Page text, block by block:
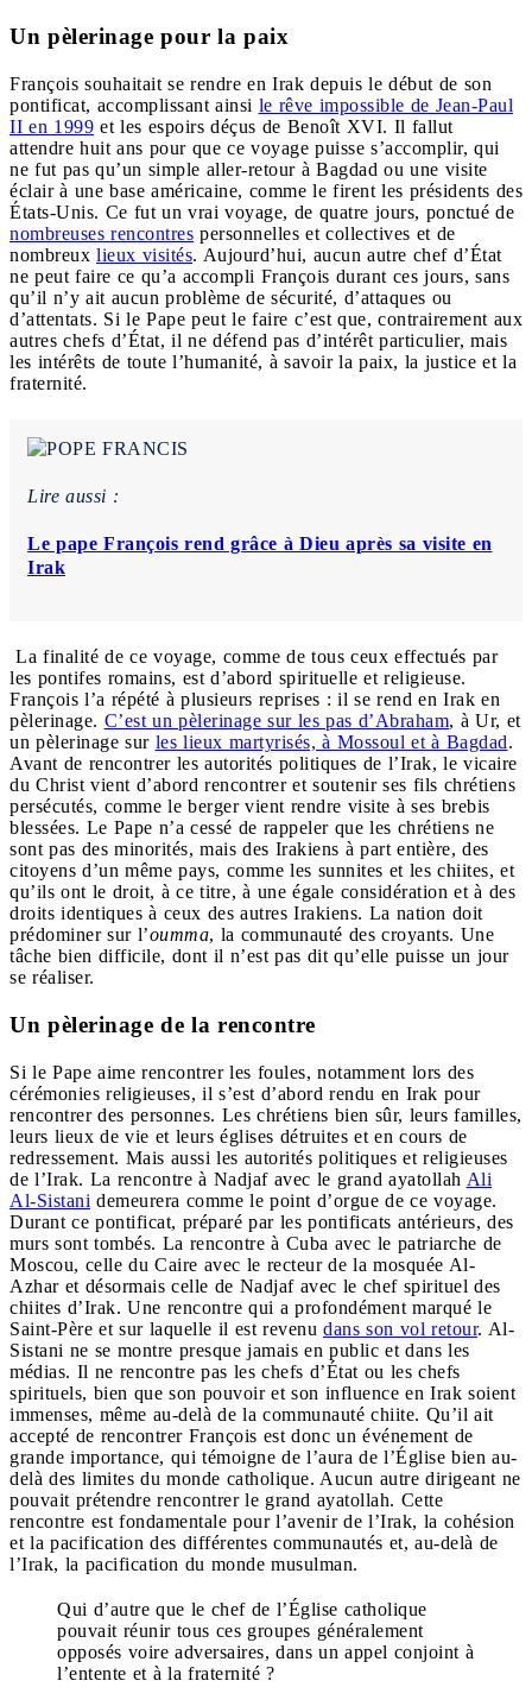
Un pèlerinage pour la paix
François souhaitait se rendre en Irak depuis le début de son
pontificat, accomplissant ainsi le rêve impossible de Jean-Paul
II en 1999 et les espoirs déçus de Benoît XVI. Il fallut
attendre huit ans pour que ce voyage puisse s’accomplir, qui
ne fut pas qu’un simple aller-retour à Bagdad ou une visite
éclair à une base américaine, comme le firent les présidents des
États-Unis. Ce fut un vrai voyage, de quatre jours, ponctué de
nombreuses rencontres personnelles et collectives et de
nombreux lieux visités. Aujourd’hui, aucun autre chef d’État
ne peut faire ce qu’a accompli François durant ces jours, sans
qu’il n’y ait aucun problème de sécurité, d’attaques ou
d’attentats. Si le Pape peut le faire c’est que, contrairement aux
autres chefs d’État, il ne défend pas d’intérêt particulier, mais
les intérêts de toute l’humanité, à savoir la paix, la justice et la
fraternité.
Lire aussi :
Le pape François rend grâce à Dieu après sa visite en
Irak
La finalité de ce voyage, comme de tous ceux effectués par
les pontifes romains, est d’abord spirituelle et religieuse.
François l’a répété à plusieurs reprises : il se rend en Irak en
pèlerinage. C’est un pèlerinage sur les pas d’Abraham, à Ur, et
un pèlerinage sur les lieux martyrisés, à Mossoul et à Bagdad.
Avant de rencontrer les autorités politiques de l’Irak, le vicaire
du Christ vient d’abord rencontrer et soutenir ses fils chrétiens
persécutés, comme le berger vient rendre visite à ses brebis
blessées. Le Pape n’a cessé de rappeler que les chrétiens ne
sont pas des minorités, mais des Irakiens à part entière, des
citoyens d’un même pays, comme les sunnites et les chiites, et
qu’ils ont le droit, à ce titre, à une égale considération et à des
droits identiques à ceux des autres Irakiens. La nation doit
prédominer sur l’oumma, la communauté des croyants. Une
tâche bien difficile, dont il n’est pas dit qu’elle puisse un jour
se réaliser.
Un pèlerinage de la rencontre
Si le Pape aime rencontrer les foules, notamment lors des
cérémonies religieuses, il s’est d’abord rendu en Irak pour
rencontrer des personnes. Les chrétiens bien sûr, leurs familles,
leurs lieux de vie et leurs églises détruites et en cours de
redressement. Mais aussi les autorités politiques et religieuses
de l’Irak. La rencontre à Nadjaf avec le grand ayatollah Ali
Al-Sistani demeurera comme le point d’orgue de ce voyage.
Durant ce pontificat, préparé par les pontificats antérieurs, des
murs sont tombés. La rencontre à Cuba avec le patriarche de
Moscou, celle du Caire avec le recteur de la mosquée Al-
Azhar et désormais celle de Nadjaf avec le chef spirituel des
chiites d’Irak. Une rencontre qui a profondément marqué le
Saint-Père et sur laquelle il est revenu dans son vol retour. Al-
Sistani ne se montre presque jamais en public et dans les
médias. Il ne rencontre pas les chefs d’État ou les chefs
spirituels, bien que son pouvoir et son influence en Irak soient
immenses, même au-delà de la communauté chiite. Qu’il ait
accepté de rencontrer François est donc un événement de
grande importance, qui témoigne de l’aura de l’Église bien au-
delà des limites du monde catholique. Aucun autre dirigeant ne
pouvait prétendre rencontrer le grand ayatollah. Cette
rencontre est fondamentale pour l’avenir de l’Irak, la cohésion
et la pacification des différentes communautés et, au-delà de
l’Irak, la pacification du monde musulman.
Qui d’autre que le chef de l’Église catholique
pouvait réunir tous ces groupes généralement
opposés voire adversaires, dans un appel conjoint à
l’entente et à la fraternité ?